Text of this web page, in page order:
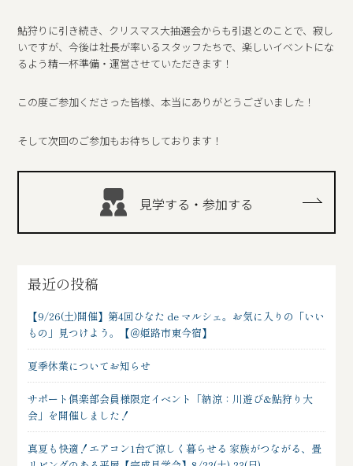
鮎狩りに引き続き、クリスマス大抽選会からも引退とのことで、寂し
いですが、今後は社長が率いるスタッフたちで、楽しいイベントにな
るよう精一杯準備・運営させていただきます！
この度ご参加くださった皆様、本当にありがとうございました！
そして次回のご参加もお待ちしております！
見学する・参加する
最近の投稿
【9/26(土)開催】第4回ひなた de マルシェ。お気に入りの「いい
もの」見つけよう。【＠姫路市東今宿】
夏季休業についてお知らせ
サポート俱楽部会員様限定イベント「納涼：川遊び&鮎狩り大
会」を開催しました！
真夏も快適！エアコン1台で涼しく暮らせる 家族がつながる、畳